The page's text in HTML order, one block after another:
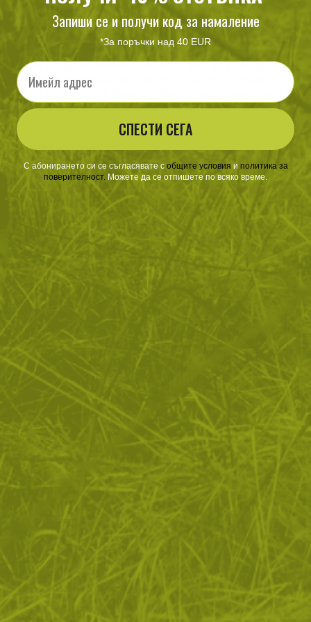
Ние използваме бисквитки, за да помогнем за
подобряване на нашите услуги и да подобрим вашето
изживяване. Ако не приемете незадължителните
бисквитки по-долу, вашето изживяване може да бъде
засегнато. Ако искате да научите повече, моля,
прочетете
ПОЛИТИКА ЗА "БИСКВИТКИ"
лв. € лв. €
Голям избор от пособия, които са част от екипировката
на военни и полицейски части от различни страни.
Може да намерите бинокли, бои за лице, наколенки и
налакътници, белезници, както и много други неща.
Част от продуктите са в камуфлажна разцветка.
Покажи повече
ЗА ПАЗАРУВАНЕТО
ПОЛЕЗНО ЗА КЛИЕНТА
АБОНАМЕНТ ЗА БЮЛЕТИН
✓ нови продукти
✓ стартиращи разпродажби
✓ актуални намаления
✓ ексклузивни кампании
✓ ново от нашия блог
БЪДИ ПЪРВИ И НЕ ИЗПУСКАЙ
АБОНИРАЙ СЕ
Запиши се и получи код за намаление
*За поръчки над 40 EUR
Email
СПЕСТИ СЕГА
С абонирането си се съгласявате с​ общите условия и политика за
поверителност. Можете да се отпишете по всяко време.